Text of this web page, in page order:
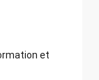
et